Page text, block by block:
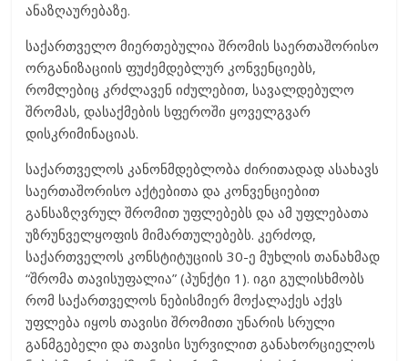
ანაზღაურებაზე.
საქართველო მიერთებულია შრომის საერთაშორისო
ორგანიზაციის ფუძემდებლურ კონვენციებს,
რომლებიც კრძლავენ იძულებით, სავალდებულო
შრომას, დასაქმების სფეროში ყოველგვარ
დისკრიმინაციას.
საქართველოს კანონმდებლობა ძირითადად ასახავს
საერთაშორისო აქტებითა და კონვენციებით
განსაზღვრულ შრომით უფლებებს და ამ უფლებათა
უზრუნველყოფის მიმართულებებს. კერძოდ,
საქართველოს კონსტიტუციის 30-ე მუხლის თანახმად
“შრომა თავისუფალია” (პუნქტი 1). იგი გულისხმობს
რომ საქართველოს ნებისმიერ მოქალაქეს აქვს
უფლება იყოს თავისი შრომითი უნარის სრული
განმგებელი და თავისი სურვილით განახორციელოს